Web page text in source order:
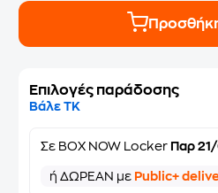
Επιλογές παράδοσης
Βάλε ΤΚ
Σε BOX NOW Locker Παρ
ή ΔΩΡΕΑΝ με Public+